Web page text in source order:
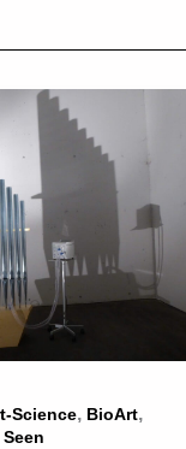
Science, BioArt,
Seen